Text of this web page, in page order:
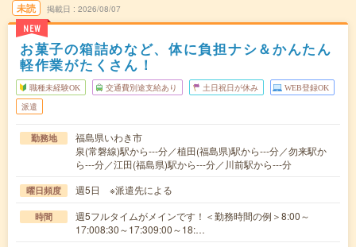
未読
NEW
掲載日 2026/08/07
お菓子の箱詰めなど、体に負担ナシ＆かんたん
軽作業がたくさん！
職種未経験OK 交通費別途支給あり 土日祝日が休み WEB登録OK
派遣
勤務地
福島県いわき市
泉(常磐線)駅から---分／植田(福島県)駅から---分／勿来駅か
ら---分／江田(福島県)駅から---分／川前駅から---分
曜日頻度 週5日 ※派遣先による
時間
週5フルタイムがメインです！＜勤務時間の例＞8:00～
17:008:30～17:309:00～18:…